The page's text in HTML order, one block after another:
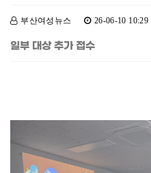
부산여성뉴스 26-06-10 10:29
일부 대상 추가 접수